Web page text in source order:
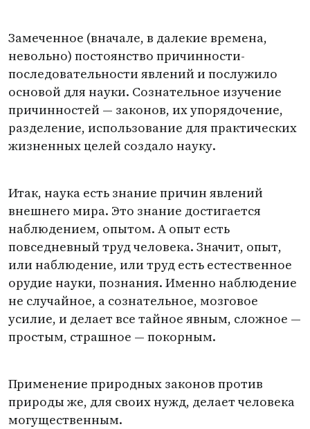
Замеченное (вначале, в далекие времена,
невольно) постоянство причинности-
последовательности явлений и послужило
основой для науки. Сознательное изучение
причинностей — законов, их упорядочение,
разделение, использование для практических
жизненных целей создало науку.
Итак, наука есть знание причин явлений
внешнего мира. Это знание достигается
наблюдением, опытом. А опыт есть
повседневный труд человека. Значит, опыт,
или наблюдение, или труд есть естественное
орудие науки, познания. Именно наблюдение
не случайное, а сознательное, мозговое
усилие, и делает все тайное явным, сложное —
простым, страшное — покорным.
Применение природных законов против
природы же, для своих нужд, делает человека
могущественным.